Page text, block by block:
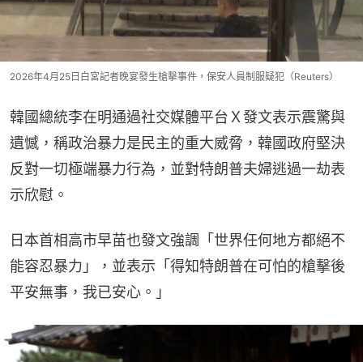
2026年4月25日白宮記者晚宴發生槍擊事件，保安人員制服疑犯（Reuters）
韓國總統李在明通過社交媒體平台Ｘ發文表示震驚與
遺憾，稱政治暴力是民主的重大威脅，韓國政府堅決
反對一切極端暴力行為，並對特朗普夫婦逃過一劫表
示欣慰。
日本首相高市早苗也發文強調「世界任何地方都絕不
能容忍暴力」，並表示「得知特朗普在可怕的槍擊後
平安無事，我已安心。」